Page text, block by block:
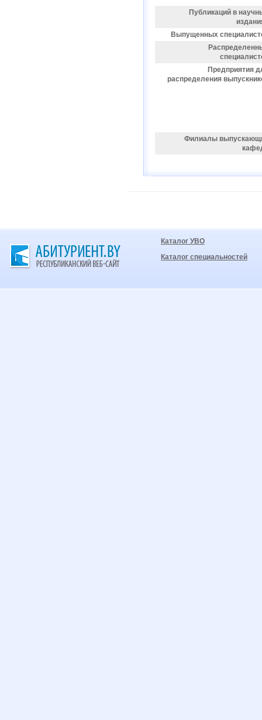
Публикаций в
Выпущенных
Предприятия
распределения
Филиалы
Каталог УВО
Каталог специальностей